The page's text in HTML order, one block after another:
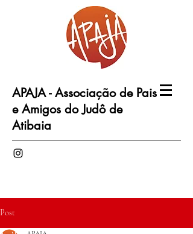
APAJA - Associação de Pais
e Amigos do Judô de
Atibaia
Post